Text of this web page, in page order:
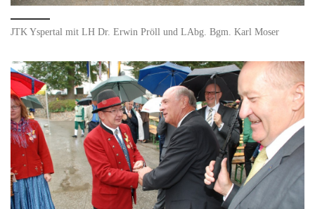
JTK Yspertal mit LH Dr. Erwin Pröll und LAbg. Bgm. Karl Moser